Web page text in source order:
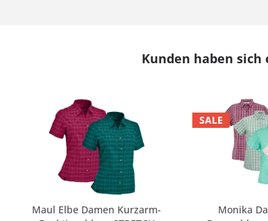
Kunden haben sich
Maul Elbe Damen Kurzarm-
SALE
Monika